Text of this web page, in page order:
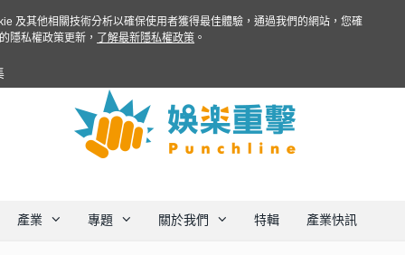
產業 專題 關於我們 特輯 產業快訊
及其他相關技術分析以確保使用者獲得最佳體驗，通過我們的網站，您確
隱私權政策更新，
了解最新隱私權政策 。